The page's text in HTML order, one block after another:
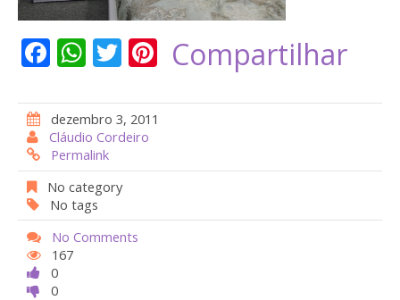
F
e
b
o
o
k
W
at
s
A
p
p
T
itt
er
Pi
er
st
Compartilhar
dezembro 3, 2011
Cláudio Cordeiro
Permalink
No category
No tags
No Comments
167
0
0